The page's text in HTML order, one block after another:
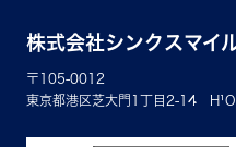
株式会社シンクスマイ
〒105-0012
東京都港区芝大門1丁目2-14